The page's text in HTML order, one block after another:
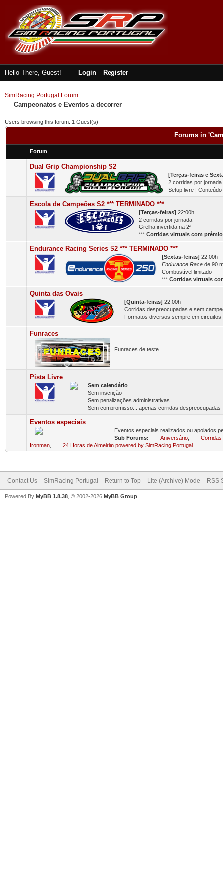
Hello There, Guest! Login Register
SimRacing Portugal Forum
Campeonatos e Eventos a decorrer
Users browsing this forum: 1 Guest(s)
Forums in
Forum
Dual Grip Championship S2
[Terças-feiras e
2 corridas por
Setup livre |
Escola de Campeões S2 *** TERMINADO ***
[Terças-feiras] 22:00h
2 corridas por jornada
Grelha invertida na 2ª
*** Corridas virtuais com
Endurance Racing Series S2 *** TERMINADO ***
[Sextas-feiras] 22:00h
Endurance Racede 90
Combustível limitado
*** Corridas virtuais
Quinta das Ovais
[Quinta-feiras] 22:00h
Corridas despreocupadas e sem
Formatos diversos sempre em circuitos
Funraces
Funraces de teste
Pista Livre
Sem calendário
Sem inscrição
Sem penalizações administrativas
Sem compromisso... apenas corridas despreocupadas
Eventos especiais
Eventos especiais realizados ou apoiados
Sub Forums:
Aniversário
Corridas
Ironman
24 Horas de Almeirim powered by SimRacing Portugal
Contact Us SimRacing Portugal Return to Top Lite (Archive) Mode RSS
Powered By MyBB 1.8.38 , © 2002-2026 MyBB Group